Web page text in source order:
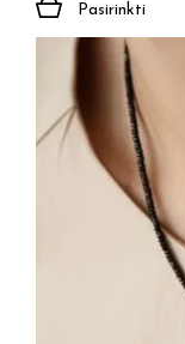
Pasirinkti